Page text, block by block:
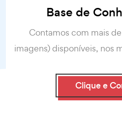
Base de
Contamos com mais
imagens) disponíveis, nos
Clique e